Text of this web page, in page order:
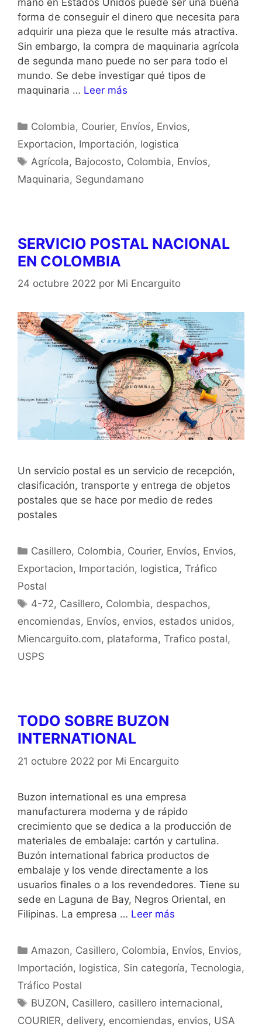
forma de conseguir el dinero que necesita para
adquirir una pieza que le resulte más atractiva.
Sin embargo, la compra de maquinaria agrícola
de segunda mano puede no ser para todo el
mundo. Se debe investigar qué tipos de
maquinaria … Leer más
Colombia, Courier, Envíos, Envios,
Exportacion, Importación, logistica
Agrícola, Bajocosto, Colombia, Envíos,
Maquinaria, Segundamano
SERVICIO POSTAL NACIONAL
EN COLOMBIA
24 octubre 2022 por Mi Encarguito
Un servicio postal es un servicio de recepción,
clasificación, transporte y entrega de objetos
postales que se hace por medio de redes
postales
Casillero, Colombia, Courier, Envíos, Envios,
Exportacion, Importación, logistica, Tráfico
Postal
4-72, Casillero, Colombia, despachos,
encomiendas, Envíos, envios, estados unidos,
Miencarguito.com, plataforma, Trafico postal,
USPS
TODO SOBRE BUZON
INTERNATIONAL
21 octubre 2022 por Mi Encarguito
Buzon international es una empresa
manufacturera moderna y de rápido
crecimiento que se dedica a la producción de
materiales de embalaje: cartón y cartulina.
Buzón international fabrica productos de
embalaje y los vende directamente a los
usuarios finales o a los revendedores. Tiene su
sede en Laguna de Bay, Negros Oriental, en
Filipinas. La empresa … Leer más
Amazon, Casillero, Colombia, Envíos, Envios,
Importación, logistica, Sin categoría, Tecnologia,
Tráfico Postal
BUZON, Casillero, casillero internacional,
COURIER, delivery, encomiendas, envios, USA